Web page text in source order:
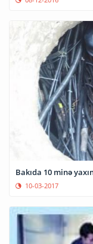
Bakıda 10 minə
10-03-2017